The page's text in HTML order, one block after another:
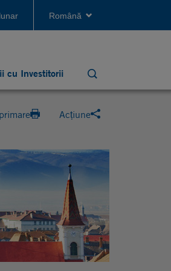
Română
Search
cu Investitorii
Acțiune